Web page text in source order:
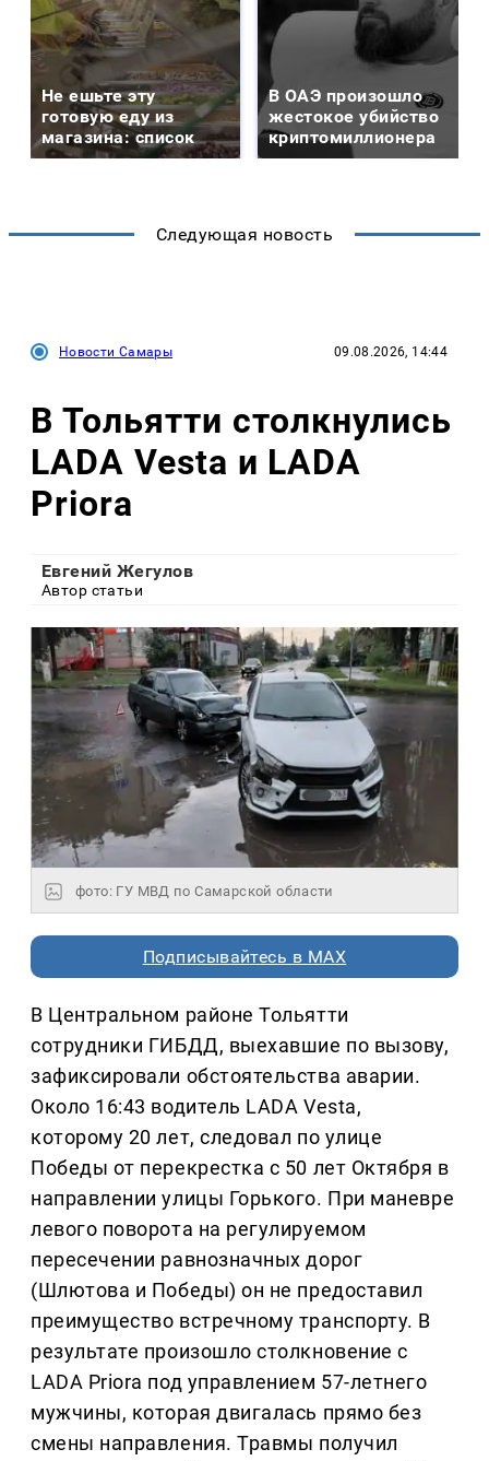
Не ешьте эту
готовую еду из
магазина: список
В ОАЭ произошло
жестокое убийство
криптомиллионера
Следующая новость
Новости Самары 09.08.2026, 14:44
В Тольятти столкнулись
LADA Vesta и LADA
Priora
Евгений Жегулов
Автор статьи
фото: ГУ МВД по Самарской области
Подписывайтесь в MAX
В Центральном районе Тольятти
сотрудники ГИБДД, выехавшие по вызову,
зафиксировали обстоятельства аварии.
Около 16:43 водитель LADA Vesta,
которому 20 лет, следовал по улице
Победы от перекрестка с 50 лет Октября в
направлении улицы Горького. При маневре
левого поворота на регулируемом
пересечении равнозначных дорог
(Шлютова и Победы) он не предоставил
преимущество встречному транспорту. В
результате произошло столкновение с
LADA Priora под управлением 57-летнего
мужчины, которая двигалась прямо без
смены направления. Травмы получил